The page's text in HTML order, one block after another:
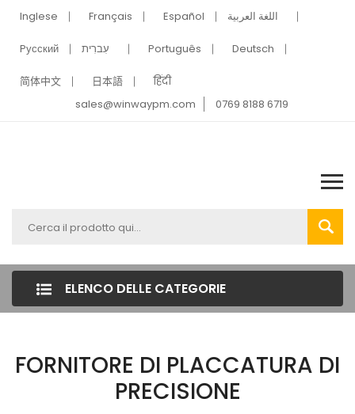
Inglese Français Español اللغة العربية
Pусский עִברִית Português Deutsch
简体中文 日本語
हिंदी
sales@winwaypm.com
0769 8188 6719
ELENCO DELLE CATEGORIE
FORNITORE DI PLACCATURA DI
PRECISIONE